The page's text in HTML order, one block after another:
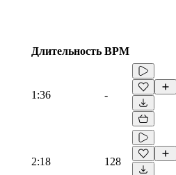
Длительность BPM
1:36 -
2:18 128